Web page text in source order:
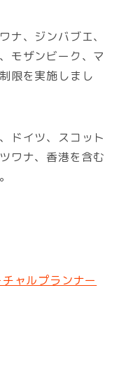
ナ、ジンバブエ、
モザンビーク、マ
限を実施しまし
ドイツ、スコット
ワナ、香港を含む
ャルプランナー